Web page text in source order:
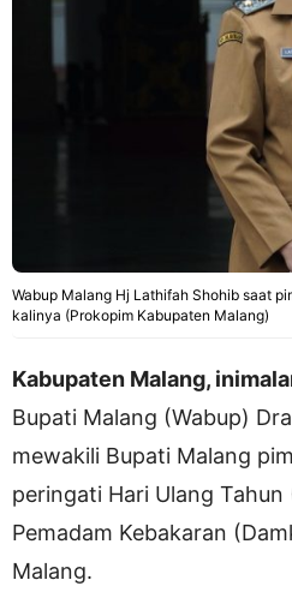
Wabup Malang Hj Lathifah Shohib saat
kalinya (Prokopim Kabupaten Malang)
Kabupaten Malang,
Bupati Malang (Wabup)
mewakili Bupati Malang
peringati Hari Ulang Tahun
Pemadam Kebakaran
Malang.